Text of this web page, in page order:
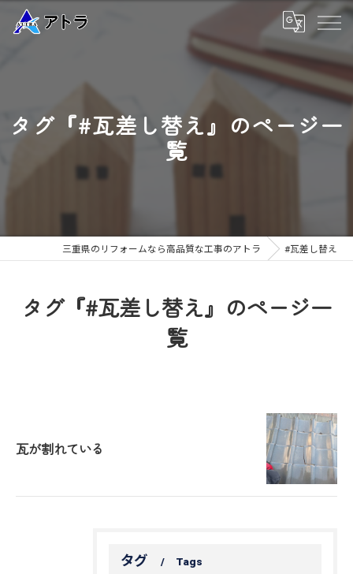
タグ『#瓦差し替え』のページ一
覧
三重県のリフォームなら高品質な工事のアトラ #瓦差し替え
タグ『#瓦差し替え』のページ一
覧
瓦が割れている
タグ Tags